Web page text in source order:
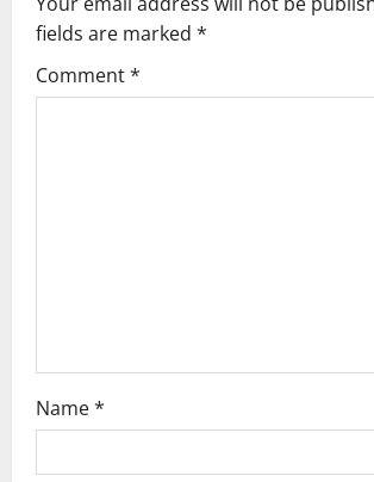
fields are marked *
Comment*
Name*